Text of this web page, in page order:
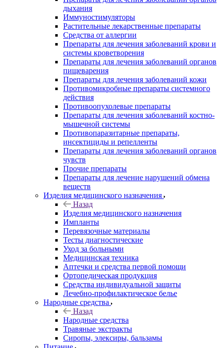
дыхания
Иммуностимуляторы
Растительные лекарственные препараты
Средства от аллергии
Препараты для лечения заболеваний крови и
системы кроветворения
Препараты для лечения заболеваний органов
пищеварения
Препараты для лечения заболеваний кожи
Противомикробные препараты системного
действия
Противоопухолевые препараты
Препараты для лечения заболеваний костно-
мышечной системы
Противопаразитарные препараты,
инсектициды и репелленты
Препараты для лечения заболеваний органов
чувств
Прочие препараты
Препараты для лечение нарушений обмена
веществ
Изделия медицинского назначения
Назад
Изделия медицинского назначения
Импланты
Перевязочные материалы
Тесты диагностические
Уход за больными
Медицинская техника
Аптечки и средства первой помощи
Ортопедическая продукция
Средства индивидуальной защиты
Лечебно-профилактическое белье
Народные средства
Назад
Народные средства
Травяные экстракты
Сиропы, элексиры, бальзамы